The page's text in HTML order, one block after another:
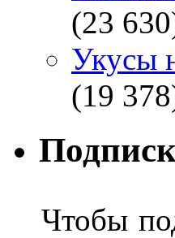
(23
Укусы
(19
Чтобы